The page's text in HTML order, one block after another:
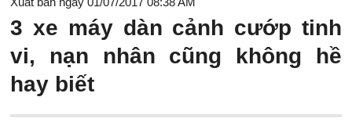
3 xe máy dàn cảnh cướp tinh
vi, nạn nhân cũng không hề
hay biết